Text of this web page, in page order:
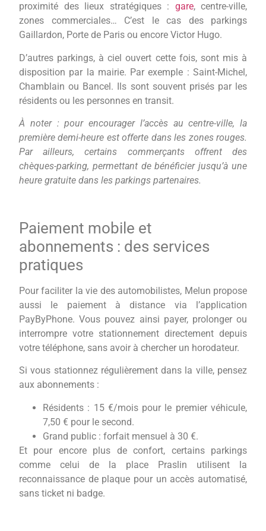
proximité des lieux stratégiques : gare, centre-ville,
zones commerciales… C’est le cas des parkings
Gaillardon, Porte de Paris ou encore Victor Hugo.
D’autres parkings, à ciel ouvert cette fois, sont mis à
disposition par la mairie. Par exemple : Saint-Michel,
Chamblain ou Bancel. Ils sont souvent prisés par les
résidents ou les personnes en transit.
À noter : pour encourager l’accès au centre-ville, la
première demi-heure est offerte dans les zones rouges.
Par ailleurs, certains commerçants offrent des
chèques-parking, permettant de bénéficier jusqu’à une
heure gratuite dans les parkings partenaires.
Paiement mobile et
abonnements : des services
pratiques
Pour faciliter la vie des automobilistes, Melun propose
aussi le paiement à distance via l’application
PayByPhone. Vous pouvez ainsi payer, prolonger ou
interrompre votre stationnement directement depuis
votre téléphone, sans avoir à chercher un horodateur.
Si vous stationnez régulièrement dans la ville, pensez
aux abonnements :
Résidents : 15 €/mois pour le premier véhicule,
7,50 € pour le second.
Grand public : forfait mensuel à 30 €.
Et pour encore plus de confort, certains parkings
comme celui de la place Praslin utilisent la
reconnaissance de plaque pour un accès automatisé,
sans ticket ni badge.